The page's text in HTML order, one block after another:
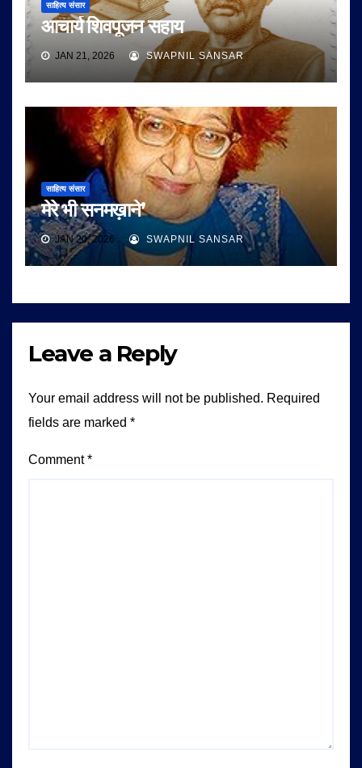
साहित्य संसार
आचार्य शिवपूजन सहाय
JAN 21, 2026 SWAPNIL SANSAR
साहित्य संसार
मेरे भी सनमख़ाने’
JAN 20, 2026 SWAPNIL SANSAR
Leave a Reply
Your email address will not be published. Required
fields are marked *
Comment*